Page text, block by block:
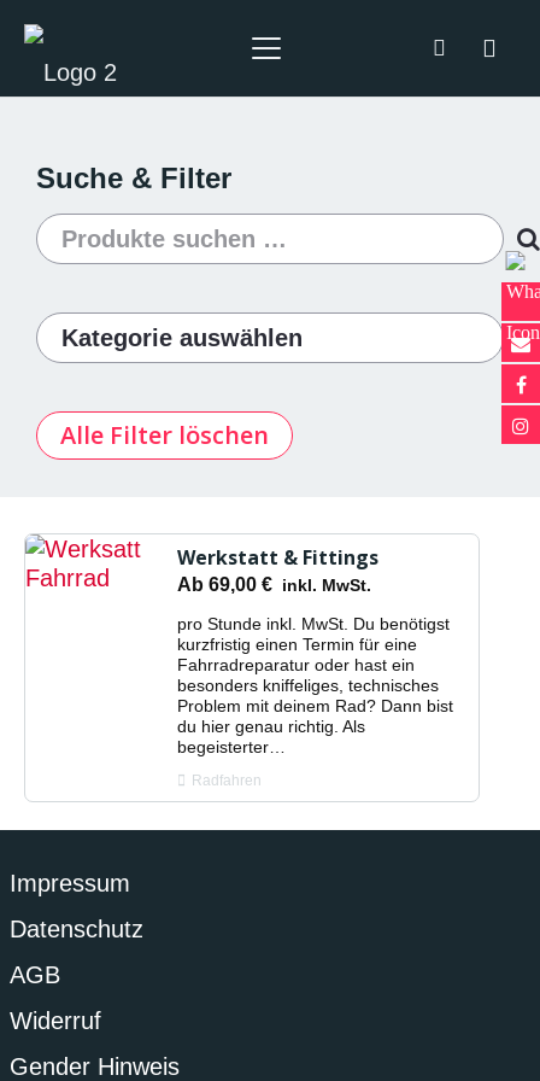
Suche & Filter
Suchen
nach:
Alle Filter löschen
Werkstatt & Fittings
Ab 69,00 € inkl. MwSt.
pro Stunde inkl. MwSt. Du benötigst
kurzfristig einen Termin für eine
Fahrradreparatur oder hast ein
besonders kniffeliges, technisches
Problem mit deinem Rad? Dann bist
du hier genau richtig. Als
begeisterter…
Radfahren
Impressum
Datenschutz
AGB
Widerruf
Gender Hinweis